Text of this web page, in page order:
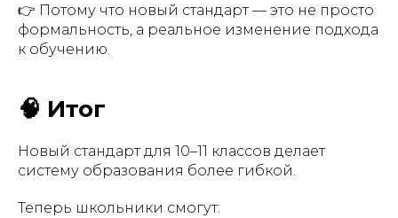
👉 Потому что новый стандарт — это не просто
формальность, а реальное изменение подхода
к обучению.
🧠 Итог
Новый стандарт для 10–11 классов делает
систему образования более гибкой.
Теперь школьники смогут: